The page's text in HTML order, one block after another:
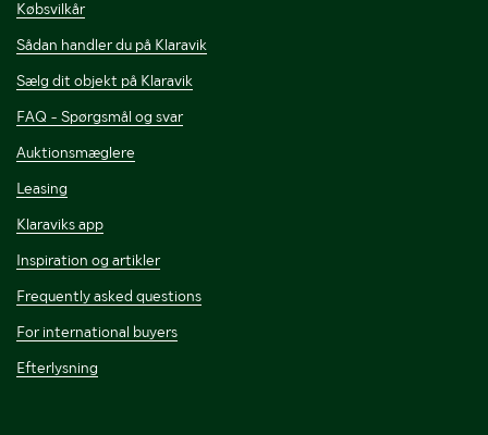
Købsvilkår
Sådan handler du på Klaravik
Sælg dit objekt på Klaravik
FAQ - Spørgsmål og svar
Auktionsmæglere
Leasing
Klaraviks app
Inspiration og artikler
Frequently asked questions
For international buyers
Efterlysning